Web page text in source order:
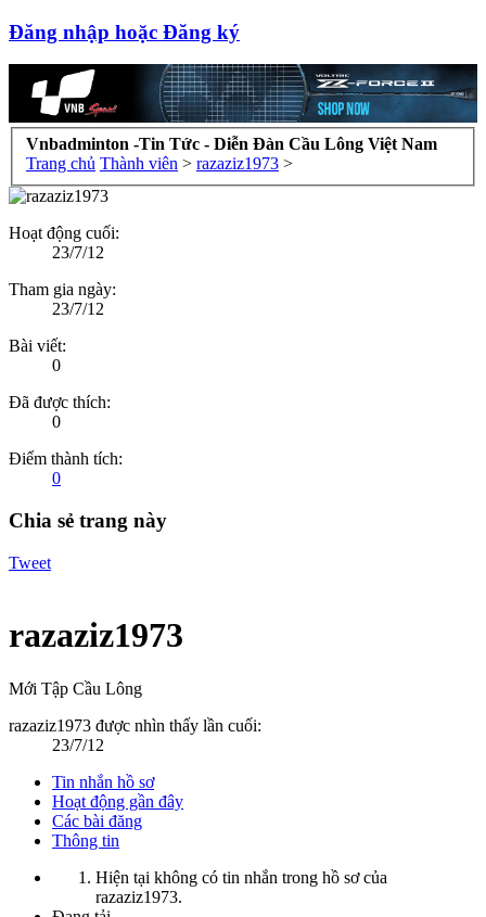
Đăng nhập hoặc Đăng ký
Vnbadminton -Tin Tức - Diễn Đàn Cầu Lông Việt Nam
Trang chủ Thành viên > razaziz1973 >
Hoạt động cuối:
23/7/12
Tham gia ngày:
23/7/12
Bài viết:
0
Đã được thích:
0
Điểm thành tích:
0
Chia sẻ trang này
Tweet
razaziz1973
Mới Tập Cầu Lông
razaziz1973 được nhìn thấy lần cuối:
23/7/12
Tin nhắn hồ sơ
Hoạt động gần đây
Các bài đăng
Thông tin
Hiện tại không có tin nhắn trong hồ sơ của
razaziz1973.